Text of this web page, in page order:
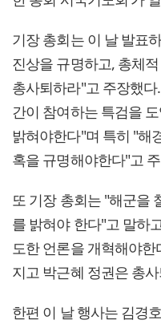
기장 총회는 이 날 발표
진상을 규명하고, 총체
총사퇴하라"고 주장했
간이 참여하는 특검을
밝혀야한다"며 특히 "해
혹을 규명해야한다"고
또 기장 총회는 "해군을
를 밝혀야 한다"고 말하
도한 언론을 개혁해야
지고 박근혜 정권은 총
한편 이 날 행사는 김경